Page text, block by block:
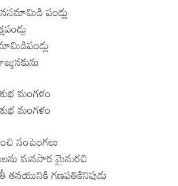
పండ్లు
మంగళం
మంగళం
సంపెంగలు
మనసార మైమరచి
గణపతికినిపుడు